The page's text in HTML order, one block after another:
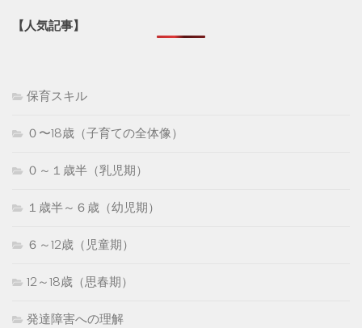
【人気記事】
保育スキル
０〜18歳（子育ての全体像）
０～１歳半（乳児期）
１歳半～６歳（幼児期）
６～12歳（児童期）
12～18歳（思春期）
発達障害への理解